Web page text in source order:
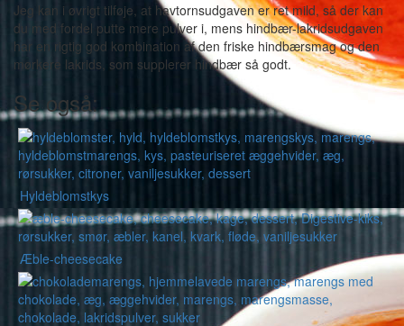
Jeg kan i øvrigt tilføje, at havtornsudgaven er ret mild, så der kan
du med fordel putte mere pulver i, mens hindbær-lakridsudgaven
har en rigtig god kombination af den friske hindbærsmag og den
mørkere lakrids, som supplerer hindbær så godt.
Se også:
Hyldeblomstkys
Æble-cheesecake